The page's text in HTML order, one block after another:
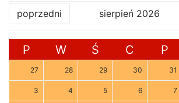
poprzedni sierpień 2026
P W Ś C P
27 28 29 30 31
3 4 5 6 7